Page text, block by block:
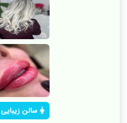
سالن زیبایی